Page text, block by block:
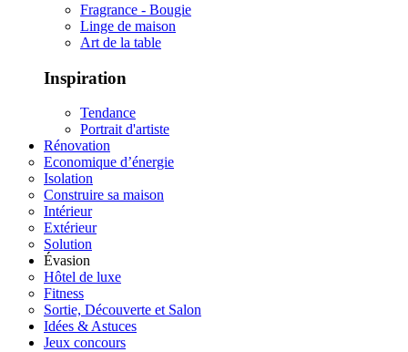
Fragrance - Bougie
Linge de maison
Art de la table
Inspiration
Tendance
Portrait d'artiste
Rénovation
Economique d’énergie
Isolation
Construire sa maison
Intérieur
Extérieur
Solution
Évasion
Hôtel de luxe
Fitness
Sortie, Découverte et Salon
Idées & Astuces
Jeux concours